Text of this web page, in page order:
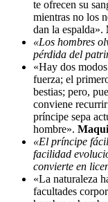
te ofrecen su
mientras no los
dan la espalda».
«Los hombres
pérdida del
«Hay dos
fuerza; el
bestias; pero,
conviene
príncipe sepa
hombre».
«El príncipe
facilidad
convierte en
«La naturaleza
facultades